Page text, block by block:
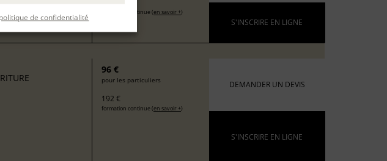
de confidentialité formation continue (en savoir +)
S'INSCRIRE EN LIGNE
96 €
pour les particuliers
192 €
formation continue (en savoir +)
DEMANDER UN DEVIS
S'INSCRIRE EN LIGNE